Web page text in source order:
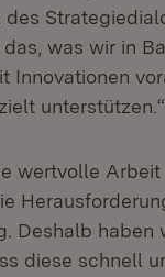
was wir in
Innovationen
unterstützen.“
wertvolle
Deshalb
diese schnell